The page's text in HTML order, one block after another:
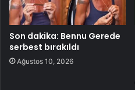
Son dakika: Bennu Gerede
serbest bırakıldı
Ağustos 10, 2026